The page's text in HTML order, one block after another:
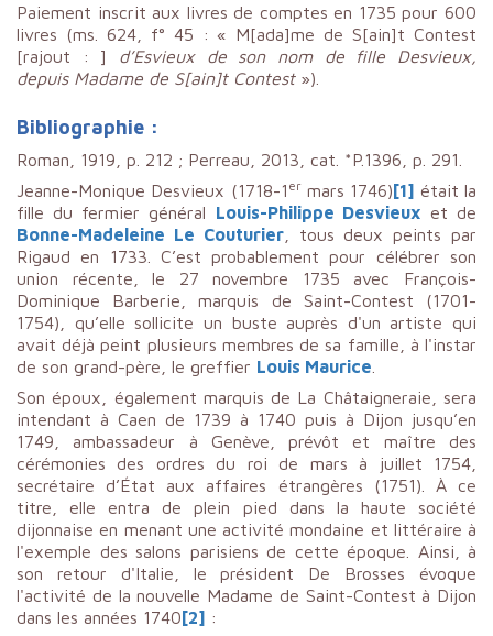
Paiement inscrit aux livres de comptes en 1735 pour 600
livres (ms. 624, f° 45 : « M[ada]me de S[ain]t Contest
[rajout : ] d’Esvieux de son nom de fille Desvieux,
depuis Madame de S[ain]t Contest»).
Bibliographie :
Roman, 1919, p. 212 ; Perreau, 2013, cat. *P.1396, p. 291.
Jeanne-Monique Desvieux (1718-1 ermars 1746)[1] était la
fille du fermier général Louis-Philippe Desvieux et de
Bonne-Madeleine Le Couturier, tous deux peints par
Rigaud en 1733. C’est probablement pour célébrer son
union récente, le 27 novembre 1735 avec François-
Dominique Barberie, marquis de Saint-Contest (1701-
1754), qu’elle sollicite un buste auprès d'un artiste qui
avait déjà peint plusieurs membres de sa famille, à l'instar
de son grand-père, le greffier Louis Maurice
Son époux, également marquis de La Châtaigneraie, sera
intendant à Caen de 1739 à 1740 puis à Dijon jusqu’en
1749, ambassadeur à Genève, prévôt et maître des
cérémonies des ordres du roi de mars à juillet 1754,
secrétaire d’État aux affaires étrangères (1751). À ce
titre, elle entra de plein pied dans la haute société
dijonnaise en menant une activité mondaine et littéraire à
l'exemple des salons parisiens de cette époque. Ainsi, à
son retour d'Italie, le président De Brosses évoque
l'activité de la nouvelle Madame de Saint-Contest à Dijon
dans les années 1740[2] :